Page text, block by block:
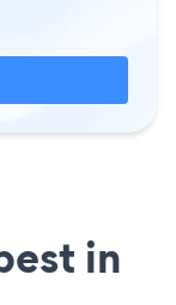
in